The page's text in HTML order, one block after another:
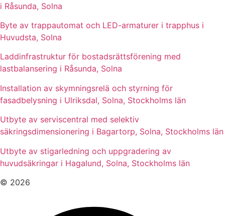
i Råsunda, Solna
Byte av trappautomat och LED-armaturer i trapphus i
Huvudsta, Solna
Laddinfrastruktur för bostadsrättsförening med
lastbalansering i Råsunda, Solna
Installation av skymningsrelä och styrning för
fasadbelysning i Ulriksdal, Solna, Stockholms län
Utbyte av serviscentral med selektiv
säkringsdimensionering i Bagartorp, Solna, Stockholms län
Utbyte av stigarledning och uppgradering av
huvudsäkringar i Hagalund, Solna, Stockholms län
© 2026